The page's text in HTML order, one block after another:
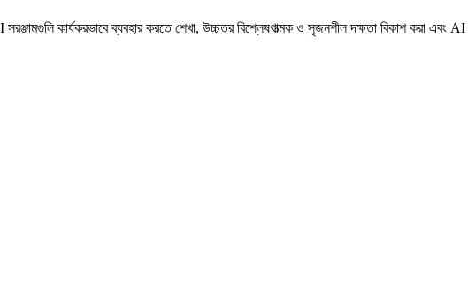
কার্যকরভাবে ব্যবহার করতে শেখা, উচ্চতর বিশ্লেষণাত্মক ও সৃজনশীল দক্ষতা বিকাশ করা এবং AI